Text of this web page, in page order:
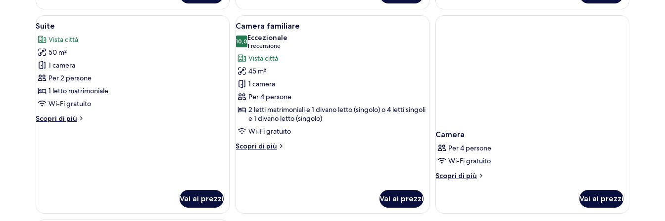
doppia
Apri
tutte
le
foto
per
Suite
Suite | Biancheria da letto ipoallergenica, minibar, una scrivania
21
Suite
Vista città
50 m²
1 camera
Per 2 persone
1 letto matrimoniale
Wi-Fi gratuito
Scopri di più
Altri
Vai ai prezzi
Apri
tutte
le
foto
per
Camera
familiare
Una camera d'albergo con un letto, una scrivania, una sedia, una TV e un tavolino.
10
Camera familiare
10,010,0 su 10
Eccezionale
1 recensione
(1
recensione)
Vista città
45 m²
1 camera
Per 4 persone
2 letti matrimoniali e 1 divano letto (singolo) o 4 letti singoli
e 1 divano letto (singolo)
Wi-Fi gratuito
Scopri di più
Altri
Vai ai prezzi
Camera
Per 4 persone
Wi-Fi gratuito
Scopri di più
Altri
Vai ai prezzi